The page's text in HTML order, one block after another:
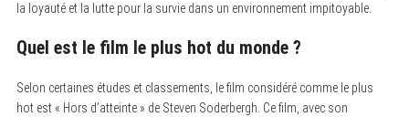
la loyauté et la lutte pour la survie dans un environnement impitoyable.
Quel est le film le plus hot du monde ?
Selon certaines études et classements, le film considéré comme le plus
hot est « Hors d’atteinte » de Steven Soderbergh. Ce film, avec son